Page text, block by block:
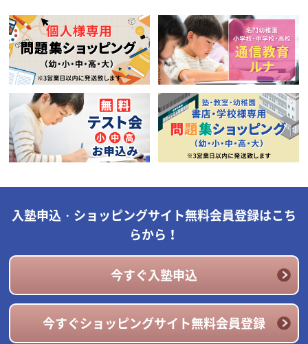
入塾申込・ショッピングサイト無料会員登録はこち
らから！
今すぐ入塾申込
今すぐショッピングサイト無料会員登録